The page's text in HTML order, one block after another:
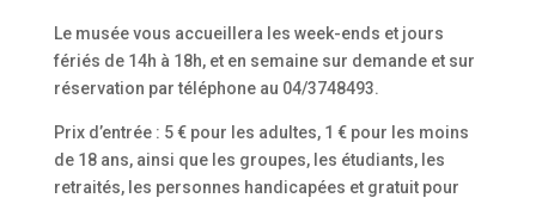
Le musée vous accueillera les week-ends et jours
fériés de 14h à 18h, et en semaine sur demande et sur
réservation par téléphone au 04/3748493.
Prix d’entrée : 5 € pour les adultes, 1 € pour les moins
de 18 ans, ainsi que les groupes, les étudiants, les
retraités, les personnes handicapées et gratuit pour